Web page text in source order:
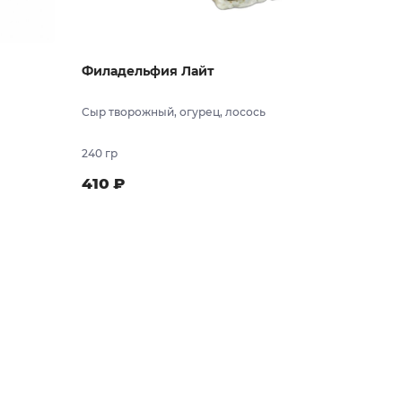
Филадельфия Лайт
Сыр творожный, огурец, лосось
240 гр
410 ₽